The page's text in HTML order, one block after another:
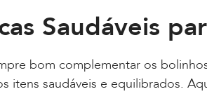
Saudáveis
bom complementar os
itens saudáveis e equilibrados.